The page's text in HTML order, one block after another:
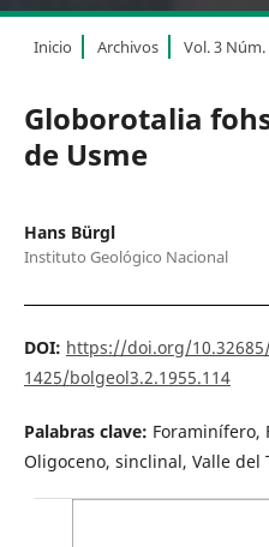
Inicio Archivos Vol. 3 Núm.
Globorotalia
de Usme
Hans Bürgl
Instituto Geológico Nacional
DOI: https://doi.org/
1425/bolgeol3.2.1955.114
Palabras clave: Foraminífero,
Oligoceno, sinclinal, Valle del